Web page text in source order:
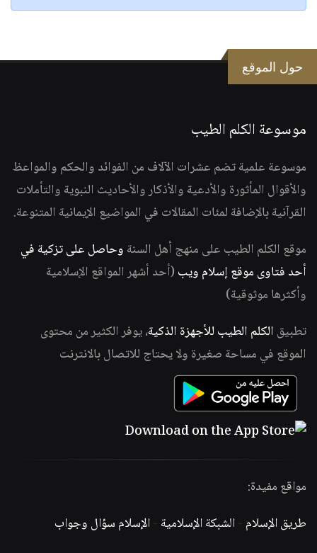
حول الموقع
موسوعة الكلم الطيب
موسوعة علمية تضم عشرات الآلاف من الفوائد والحكم والمواعظ
والأقوال المأثورة والأدعية والأذكار والأحاديث النبوية والتأملات
القرآنية بالإضافة لمئات المقالات في المواضيع الإيمانية المتنوعة.
موقع الكلم الطيب على منهج أهل السنة وحاصل على تزكية في
أحد فتاوى موقع إسلام ويب (أحد أشهر المواقع الإسلامية
وأكثرها موثوقية)
تطبيق الكلم الطيب للأجهزة الذكية، يوفر الكثير من محتوى
الموقع في مساحة صغيرة ولا يحتاج للاتصال بالانترنت
مواقع مفيدة:
طريق الإسلام -الشبكة الإسلامية -الإسلام سؤال وجواب